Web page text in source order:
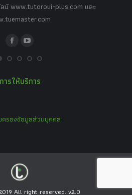
ลน์ www.tutoroui-plus.com และ
FacebookYouTube
รให้บริการ
ครองข้อมูลส่วนบุคคล
All right reserved. v2.0